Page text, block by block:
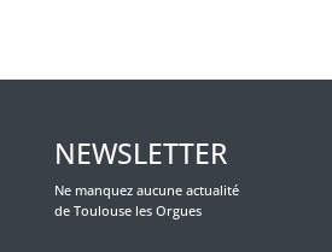
NEWSLETTER
Ne manquez aucune actualité
de Toulouse les Orgues